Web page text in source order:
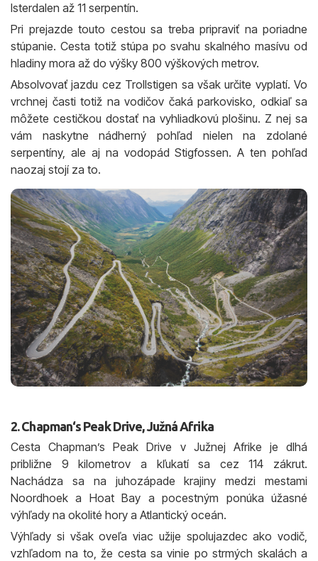
Isterdalen až 11 serpentín.
Pri prejazde touto cestou sa treba pripraviť na poriadne
stúpanie. Cesta totiž stúpa po svahu skalného masívu od
hladiny mora až do výšky 800 výškových metrov.
Absolvovať jazdu cez Trollstigen sa však určite vyplatí. Vo
vrchnej časti totiž na vodičov čaká parkovisko, odkiaľ sa
môžete cestičkou dostať na vyhliadkovú plošinu. Z nej sa
vám naskytne nádherný pohľad nielen na zdolané
serpentíny, ale aj na vodopád Stigfossen. A ten pohľad
naozaj stojí za to.
2. Chapman‘s Peak Drive, Južná Afrika
Cesta Chapman’s Peak Drive v Južnej Afrike je dlhá
približne 9 kilometrov a kľukatí sa cez 114 zákrut.
Nachádza sa na juhozápade krajiny medzi mestami
Noordhoek a Hoat Bay a pocestným ponúka úžasné
výhľady na okolité hory a Atlantický oceán.
Výhľady si však oveľa viac užije spolujazdec ako vodič,
vzhľadom na to, že cesta sa vinie po strmých skalách a